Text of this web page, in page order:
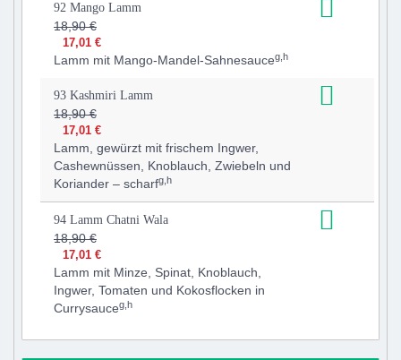
92 Mango Lamm
18,90 €
17,01 €
Lamm mit Mango-Mandel-Sahnesauceg,h
93 Kashmiri Lamm
18,90 €
17,01 €
Lamm, gewürzt mit frischem Ingwer,
Cashewnüssen, Knoblauch, Zwiebeln und
Koriander – scharfg,h
94 Lamm Chatni Wala
18,90 €
17,01 €
Lamm mit Minze, Spinat, Knoblauch,
Ingwer, Tomaten und Kokosflocken in
Currysauceg,h